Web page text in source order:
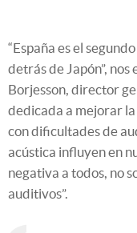
“España es el
detrás de Japón”,
Borjesson, director
dedicada a mejorar
con dificultades de
acústica influyen en
negativa a todos, no
auditivos”.